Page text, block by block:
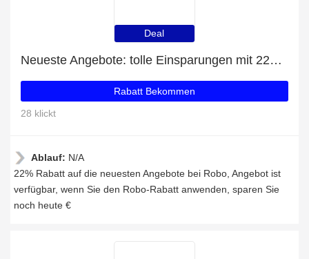
Deal
Neueste Angebote: tolle Einsparungen mit 22% Rabatt
Rabatt Bekommen
28 klickt
Ablauf: N/A
22% Rabatt auf die neuesten Angebote bei Robo, Angebot ist
verfügbar, wenn Sie den Robo-Rabatt anwenden, sparen Sie
noch heute €